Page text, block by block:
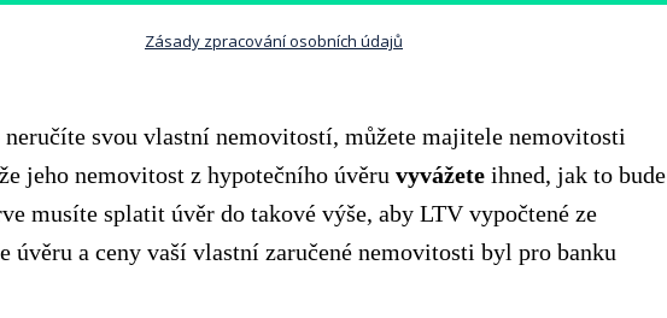
Zásady zpracování osobních údajů
neručíte svou vlastní nemovitostí, můžete majitele nemovitosti
jeho nemovitost z hypotečního úvěru vyvážete ihned, jak to bude
musíte splatit úvěr do takové výše, aby LTV vypočtené ze
úvěru a ceny vaší vlastní zaručené nemovitosti byl pro banku